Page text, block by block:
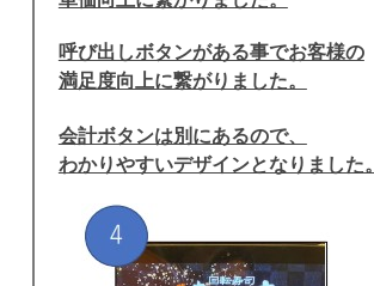
呼び出しボタンがある事でお客様の
満足度向上に繋がりました。
会計ボタンは別にあるので、
わかりやすいデザインとなりました。